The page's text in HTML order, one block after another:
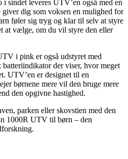
sindet leveres UTV’en også med en
dig som voksen en mulighed for
føler sig tryg og klar til selv at styre
at vælge, om du vil styre den eller
i pink er også udstyret med
batteriindikator der viser, hvor meget
UTV’en er designet til en
børnene mere vil den bruge mere
den opgivne hastighed.
parken eller skovstien med den
1000R UTV til børn – den